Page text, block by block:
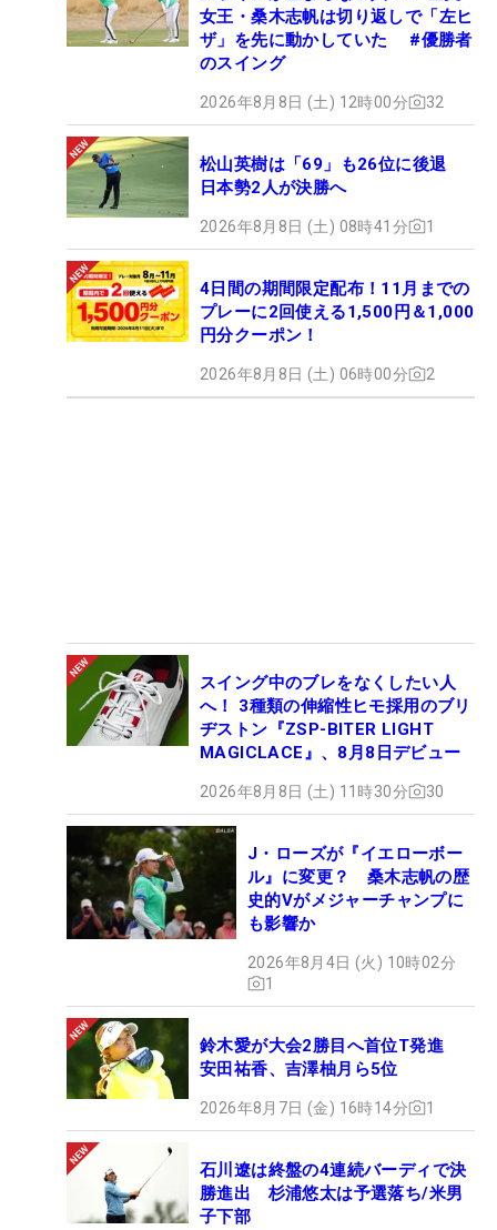
女王・桑木志帆は切り返しで「左ヒ
ザ」を先に動かしていた #優勝者
のスイング
2026年8月8日 (土) 12時00分 32
松山英樹は「69」も26位に後退
日本勢2人が決勝へ
2026年8月8日 (土) 08時41分 1
4日間の期間限定配布！11月までの
プレーに2回使える1,500円＆1,000
円分クーポン！
2026年8月8日 (土) 06時00分 2
スイング中のブレをなくしたい人
へ！ 3種類の伸縮性ヒモ採用のブリ
ヂストン『ZSP-BITER LIGHT
MAGICLACE』、8月8日デビュー
2026年8月8日 (土) 11時30分 30
J・ローズが『イエローボー
ル』に変更？ 桑木志帆の歴
史的Vがメジャーチャンプに
も影響か
2026年8月4日 (火) 10時02分
1
鈴木愛が大会2勝目へ首位T発進
安田祐香、吉澤柚月ら5位
2026年8月7日 (金) 16時14分 1
石川遼は終盤の4連続バーディで決
勝進出 杉浦悠太は予選落ち/米男
子下部